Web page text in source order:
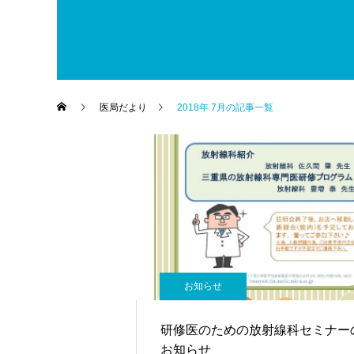
医局だより 2018年 7月の記事一覧
お知らせ
研修医のための放射線科セミナー
お知らせ